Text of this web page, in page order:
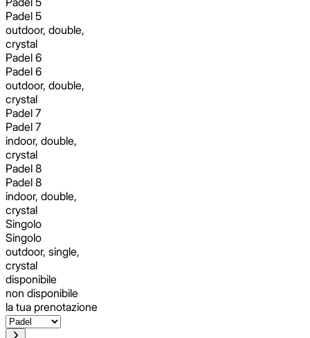
Padel 5
outdoor, double,
crystal
Padel 6
Padel 6
outdoor, double,
crystal
Padel 7
Padel 7
indoor, double,
crystal
Padel 8
Padel 8
indoor, double,
crystal
Singolo
Singolo
outdoor, single,
crystal
disponibile
non disponibile
la tua prenotazione